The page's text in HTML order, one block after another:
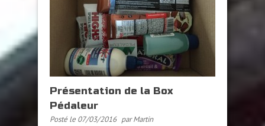
Présentation de la Box
Pédaleur
Posté le 07/03/2016 par Martin